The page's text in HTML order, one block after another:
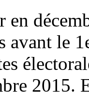
en
avant le
2015.